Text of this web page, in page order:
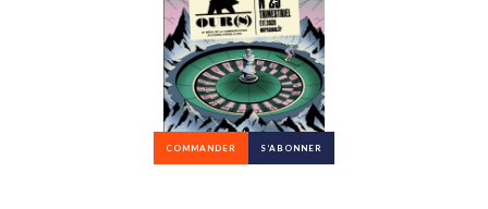
COMMANDER S’ABONNER